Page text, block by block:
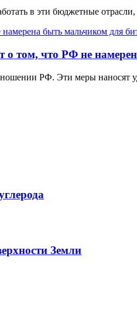
в эти бюджетные
том, что РФ не
РФ. Эти меры наносят
Земли